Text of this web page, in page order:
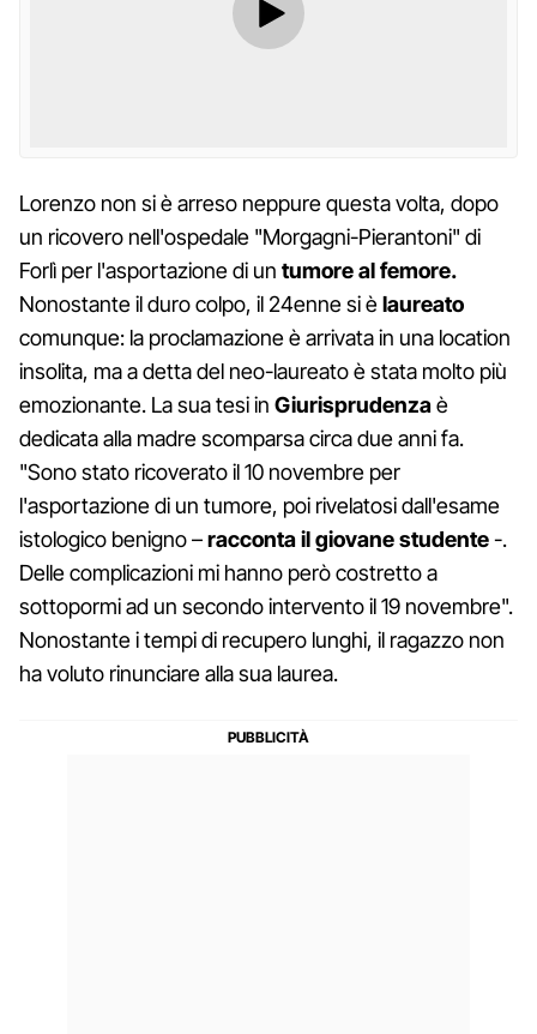
Lorenzo non si è arreso neppure questa volta, dopo
un ricovero nell'ospedale "Morgagni-Pierantoni" di
Forlì per l'asportazione di un tumore al femore.
Nonostante il duro colpo, il 24enne si èlaureato
comunque: la proclamazione è arrivata in una location
insolita, ma a detta del neo-laureato è stata molto più
emozionante. La sua tesi in Giurisprudenzaè
dedicata alla madre scomparsa circa due anni fa.
"Sono stato ricoverato il 10 novembre per
l'asportazione di un tumore, poi rivelatosi dall'esame
istologico benigno –racconta il giovane studente-.
Delle complicazioni mi hanno però costretto a
sottopormi ad un secondo intervento il 19 novembre".
Nonostante i tempi di recupero lunghi, il ragazzo non
ha voluto rinunciare alla sua laurea.